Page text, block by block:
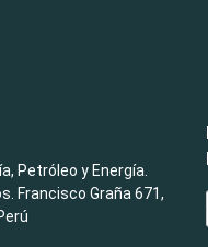
Petróleo y Energía.
Francisco Graña 671,